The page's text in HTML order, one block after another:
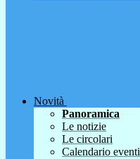
Novità
Panoramica
Le notizie
Le circolari
Calendario eventi